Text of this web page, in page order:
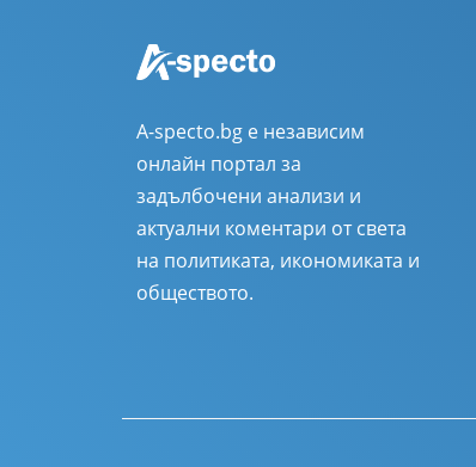
A-specto.bg е независим
онлайн портал за
задълбочени анализи и
актуални коментари от света
на политиката, икономиката и
обществото.